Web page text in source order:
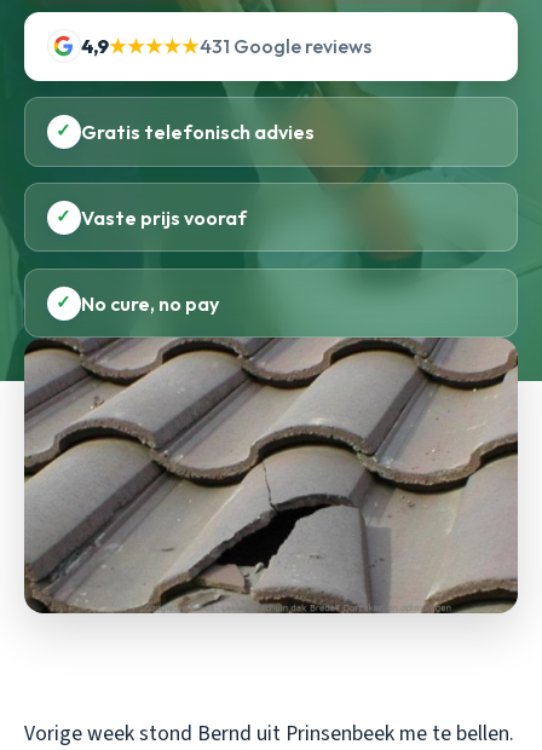
4,9★★★★★431 Google reviews
✓ Gratis telefonisch advies
✓ Vaste prijs vooraf
✓ No cure, no pay
Vorige week stond Bernd uit Prinsenbeek me te bellen.